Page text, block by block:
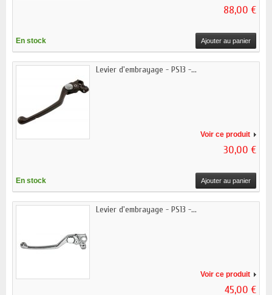
88,00 €
En stock Ajouter au panier
Levier d'embrayage - PS13 -...
Voir ce produit
30,00 €
En stock Ajouter au panier
Levier d'embrayage - PS13 -...
Voir ce produit
45,00 €